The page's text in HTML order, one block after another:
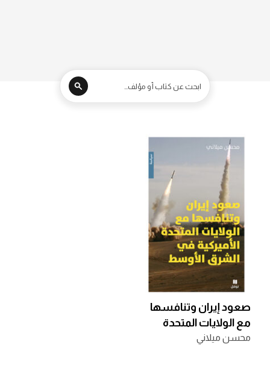
صعود إيران وتنافسها
مع الولايات المتحدة
الأميركية في الشرق
محسن ميلاني